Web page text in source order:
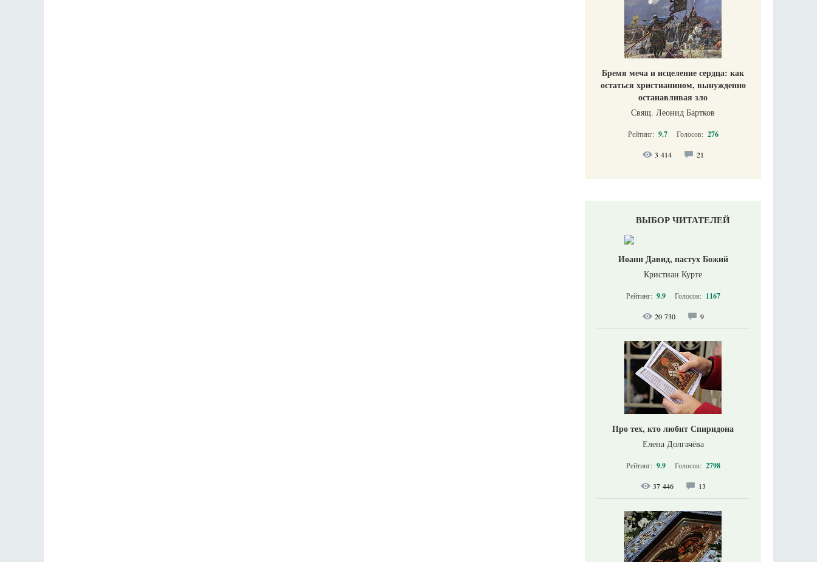
Бремя меча и исцеление сердца: как
остаться христианином, вынужденно
останавливая зло
Свящ. Леонид Бартков
Рейтинг: 9.7 Голосов: 276
3 414 21
ВЫБОР ЧИТАТЕЛЕЙ
Иоанн Давид, пастух Божий
Кристиан Курте
Рейтинг: 9.9 Голосов: 1167
20 730 9
Про тех, кто любит Спиридона
Елена Долгачёва
Рейтинг: 9.9 Голосов: 2798
37 446 13